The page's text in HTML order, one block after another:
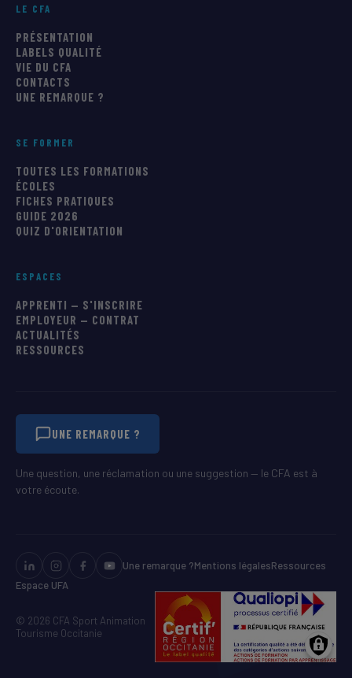
LE CFA
PRÉSENTATION
LABELS QUALITÉ
VIE DU CFA
CONTACTS
UNE REMARQUE ?
SE FORMER
TOUTES LES FORMATIONS
ÉCOLES
FICHES PRATIQUES
GUIDE 2026
QUIZ D'ORIENTATION
ESPACES
APPRENTI — S'INSCRIRE
EMPLOYEUR — CONTRAT
ACTUALITÉS
RESSOURCES
UNE REMARQUE ?
Une question, une réclamation ou une suggestion — le CFA est à
votre écoute.
Une remarque ?Mentions légalesRessources
Espace UFA
© 2026 CFA Sport Animation
Tourisme Occitanie